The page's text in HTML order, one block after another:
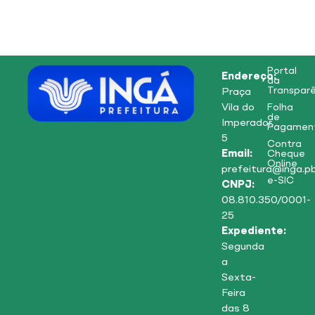
Endereço:
Praça
Vila do
Imperador,
5
Email:
CNPJ:
08.810.350/0001-
25
Expediente:
Segunda
a
Sexta-
Feira
das 8
Portal
da
Folha
de
Contra
Cheque
Online
e-SIC